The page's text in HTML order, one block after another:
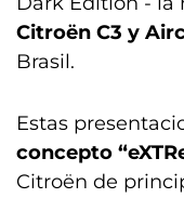
Citroën C3 y
Brasil.
Estas
concepto
Citroën de